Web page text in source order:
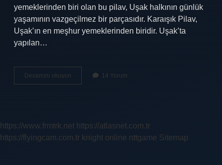
yemeklerinden biri olan bu pilav, Uşak halkının günlük
yaşamının vazgeçilmez bir parçasıdır. Karaışık Pilav,
Uşak’ın en meşhur yemeklerinden biridir. Uşak’ta
yapılan…
Devamını okuyun
en
14 Yorum
https://www.frmtrk.net https://atlasnet.com.tr
https://flyingcam.com.tr knight online nttgame Sitemap